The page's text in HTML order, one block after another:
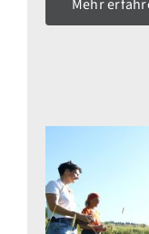
Mehr